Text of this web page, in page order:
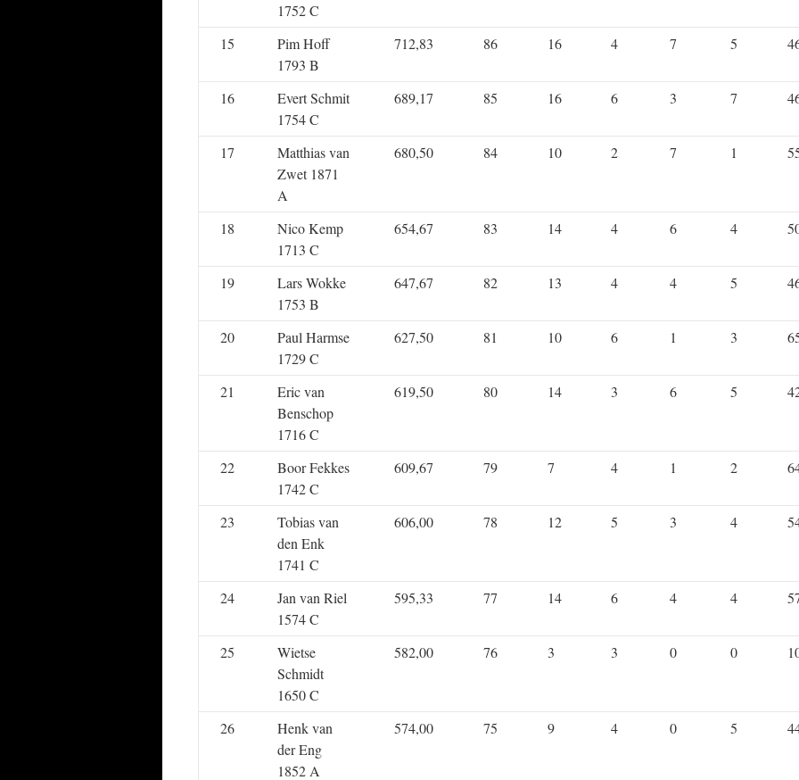
1752 C
15
Pim Hoff
1793 B
712,83 86 16 4 7 5
16
Evert Schmit
1754 C
689,17 85 16 6 3 7
17
Matthias van
Zwet 1871
A
680,50 84 10 2 7 1
18
Nico Kemp
1713 C
654,67 83 14 4 6 4
19
Lars Wokke
1753 B
647,67 82 13 4 4 5
20
Paul Harmse
1729 C
627,50 81 10 6 1 3
21
Eric van
Benschop
1716 C
619,50 80 14 3 6 5
22
Boor Fekkes
1742 C
609,67 79 7 4 1 2
23
Tobias van
den Enk
1741 C
606,00 78 12 5 3 4
24
Jan van Riel
1574 C
595,33 77 14 6 4 4
25
Wietse
Schmidt
1650 C
582,00 76 3 3 0 0
26
Henk van
der Eng
1852 A
574,00 75 9 4 0 5